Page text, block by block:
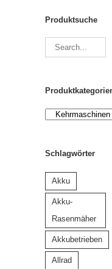
Produktsuche
Schlagwörter
Akku
Akku-
Rasenmäher
Akkubetrieben
Allrad